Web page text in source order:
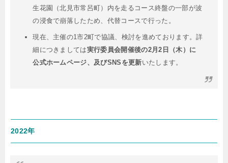
生花園（北見市常呂町）内を走るコース終盤の一部が波
の浸食で崩落したため、代替コースで行った。
現在、主催の1市2町で協議、検討を進めております。詳
細につきましては実行委員会開催後の2月2日（木）に
公式ホームページ、及びSNSを更新いたします。
2022年